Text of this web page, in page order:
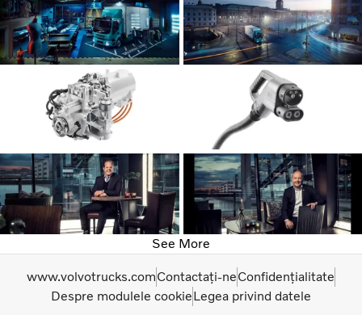
See More
www.volvotrucks.comContactați-neConfidențialitate
Despre modulele cookieLegea privind datele